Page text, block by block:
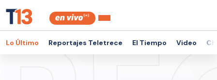
Lo Último Reportajes Teletrece El Tiempo Video